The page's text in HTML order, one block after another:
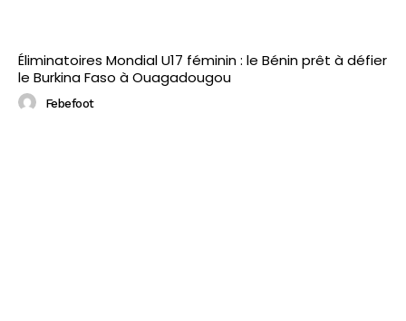
Éliminatoires Mondial U17 féminin : le Bénin prêt à défier
le Burkina Faso à Ouagadougou
Febefoot